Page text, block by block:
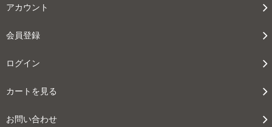
アカウント
会員登録
ログイン
カートを見る
お問い合わせ